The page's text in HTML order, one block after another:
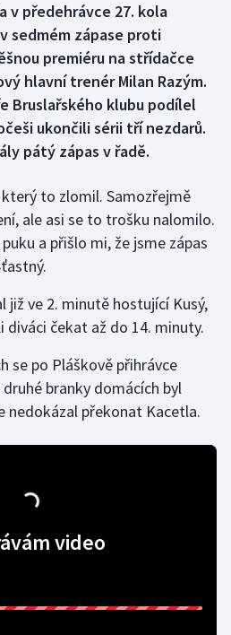
v předehrávce 27. kola
sedmém zápase proti
premiéru na střídačce
hlavní trenér Milan Razým.
Bruslařského klubu podílel
ukončili sérii tří nezdarů.
pátý zápas v řadě.
to zlomil. Samozřejmě
ale asi se to trošku nalomilo.
a přišlo mi, že jsme zápas
již ve 2. minutě hostující Kusý,
diváci čekat až do 14. minuty.
se po Pláškově přihrávce
branky domácích byl
nedokázal překonat Kacetla.
video